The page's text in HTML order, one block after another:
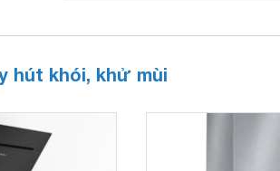
hút khói, khử mùi